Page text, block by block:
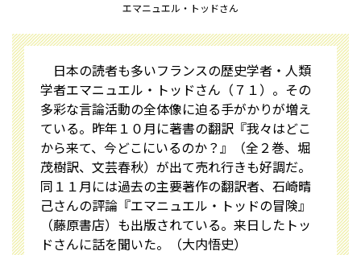
エマニュエル・トッドさん
日本の読者も多いフランスの歴史学者・人類
学者エマニュエル・トッドさん（７１）。その
多彩な言論活動の全体像に迫る手がかりが増え
ている。昨年１０月に著書の翻訳『我々はどこ
から来て、今どこにいるのか？』（全２巻、堀
茂樹訳、文芸春秋）が出て売れ行きも好調だ。
同１１月には過去の主要著作の翻訳者、石崎晴
己さんの評論『エマニュエル・トッドの冒険』
（藤原書店）も出版されている。来日したトッ
ドさんに話を聞いた。（大内悟史）